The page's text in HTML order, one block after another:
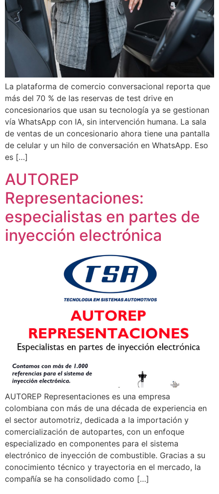
La plataforma de comercio conversacional reporta que
más del 70 % de las reservas de test drive en
concesionarios que usan su tecnología ya se gestionan
vía WhatsApp con IA, sin intervención humana. La sala
de ventas de un concesionario ahora tiene una pantalla
de celular y un hilo de conversación en WhatsApp. Eso
es […]
AUTOREP
Representaciones:
especialistas en partes de
inyección electrónica
AUTOREP Representaciones es una empresa
colombiana con más de una década de experiencia en
el sector automotriz, dedicada a la importación y
comercialización de autopartes, con un enfoque
especializado en componentes para el sistema
electrónico de inyección de combustible. Gracias a su
conocimiento técnico y trayectoria en el mercado, la
compañía se ha consolidado como […]